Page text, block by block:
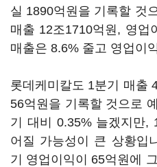
실 1890억원을 기록할 것
매출 12조1710억원, 영업
매출은 8.6% 줄고 영업이
롯데케미칼도 1분기 매출
56억원을 기록할 것으로
기 대비 0.35% 늘겠지만,
어질 가능성이 큰 상황입
기 영업이익이 65억원에